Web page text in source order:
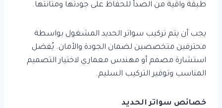
طبقة واقية من الصدأ للحفاظ على جودتها ومتانتها.
يجب أن يتم تركيب سواتر الحديد المشغول بواسطة
محترفين متخصصين لضمان الجودة والأمان. يُفضل
استشارة مصمم أو مهندس معماري لاختيار التصميم
المناسب وتوفير التركيب السليم.
خصائص سواتر الحديد